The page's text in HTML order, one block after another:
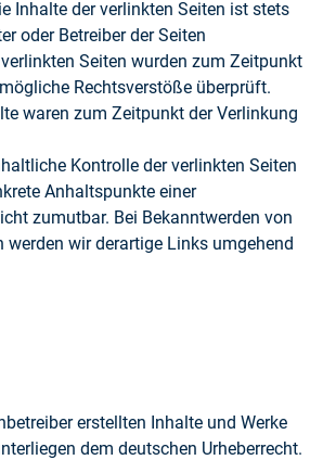
Inhalte der verlinkten Seiten ist stets
oder Betreiber der Seiten
Seiten wurden zum Zeitpunkt
Rechtsverstöße überprüft.
waren zum Zeitpunkt der Verlinkung
Kontrolle der verlinkten Seiten
Anhaltspunkte einer
zumutbar. Bei Bekanntwerden von
werden wir derartige Links umgehend
erstellten Inhalte und Werke
dem deutschen Urheberrecht.